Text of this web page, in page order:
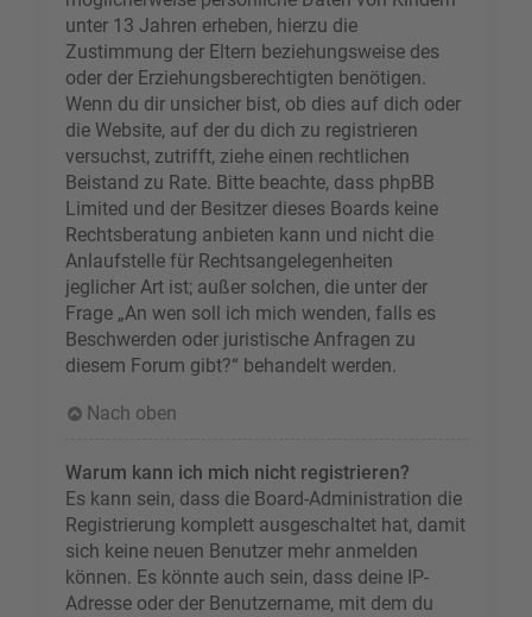
unter 13 Jahren erheben, hierzu die
Zustimmung der Eltern beziehungsweise des
oder der Erziehungsberechtigten benötigen.
Wenn du dir unsicher bist, ob dies auf dich oder
die Website, auf der du dich zu registrieren
versuchst, zutrifft, ziehe einen rechtlichen
Beistand zu Rate. Bitte beachte, dass phpBB
Limited und der Besitzer dieses Boards keine
Rechtsberatung anbieten kann und nicht die
Anlaufstelle für Rechtsangelegenheiten
jeglicher Art ist; außer solchen, die unter der
Frage „An wen soll ich mich wenden, falls es
Beschwerden oder juristische Anfragen zu
diesem Forum gibt?“ behandelt werden.
Nach oben
Warum kann ich mich nicht registrieren?
Es kann sein, dass die Board-Administration die
Registrierung komplett ausgeschaltet hat, damit
sich keine neuen Benutzer mehr anmelden
können. Es könnte auch sein, dass deine IP-
Adresse oder der Benutzername, mit dem du